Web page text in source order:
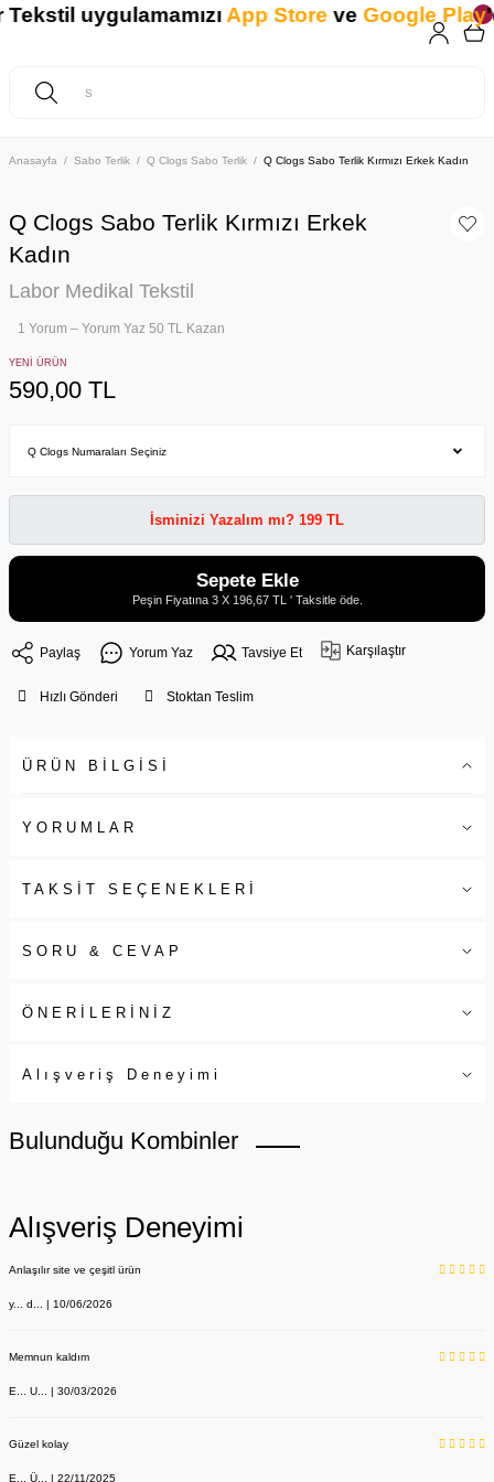
Anasayfa Sabo Terlik Q Clogs Sabo Terlik Q Clogs Sabo Terlik Kırmızı Erkek Kadın
Q Clogs Sabo Terlik Kırmızı Erkek
Kadın
Labor Medikal Tekstil
1 Yorum – Yorum Yaz 50 TL Kazan
YENİ ÜRÜN
590,00 TL
İsminizi Yazalım mı? 199 TL
Sepete Ekle
Peşin Fiyatına 3 X 196,67 TL ' Taksitle öde.
Paylaş Yorum Yaz Tavsiye Et Karşılaştır
Hızlı Gönderi Stoktan Teslim
ÜRÜN BİLGİSİ
YORUMLAR
TAKSİT SEÇENEKLERİ
SORU & CEVAP
ÖNERİLERİNİZ
Alışveriş Deneyimi
Bulunduğu Kombinler
Alışveriş Deneyimi
Anlaşılır site ve çeşitl ürün
y... d... | 10/06/2026
Memnun kaldım
E... U... | 30/03/2026
Güzel kolay
E... Ü... | 22/11/2025
uygulamamızıApp StoreveGoogle Play